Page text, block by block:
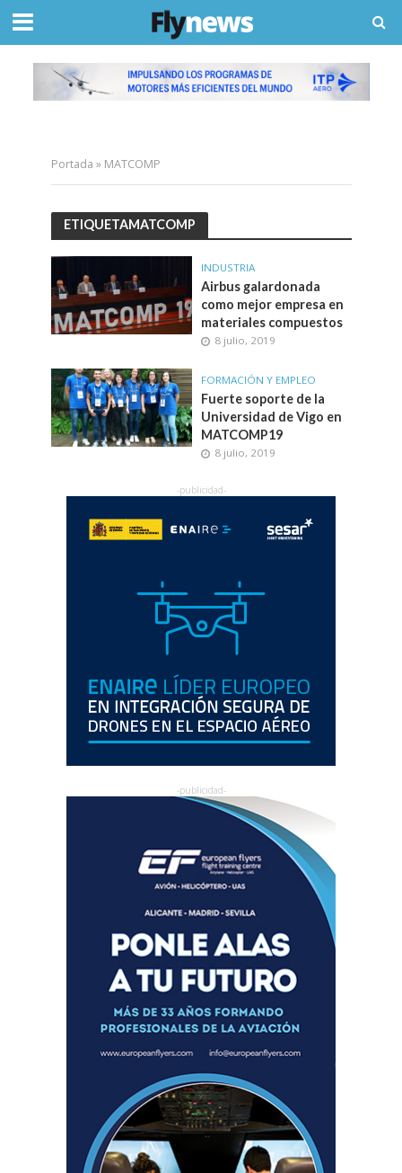
Portada » MATCOMP
ETIQUETAMATCOMP
INDUSTRIA
Airbus galardonada
como mejor empresa en
materiales compuestos
8 julio, 2019
FORMACIÓN Y EMPLEO
Fuerte soporte de la
Universidad de Vigo en
MATCOMP19
8 julio, 2019